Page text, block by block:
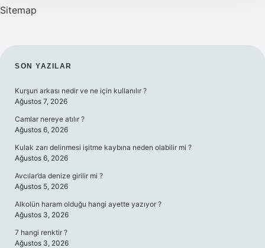
Sitemap
SIDEBAR
SON YAZILAR
Kurşun arkası nedir ve ne için kullanılır ?
Ağustos 7, 2026
Camlar nereye atılır ?
Ağustos 6, 2026
Kulak zarı delinmesi işitme kaybına neden olabilir mi ?
Ağustos 6, 2026
Avcılar’da denize girilir mi ?
Ağustos 5, 2026
Alkolün haram olduğu hangi ayette yazıyor ?
Ağustos 3, 2026
7 hangi renktir ?
Ağustos 3, 2026